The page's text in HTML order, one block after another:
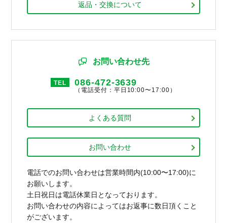
返品・交換について
お問い合わせ先
TEL 086-472-3639
（電話受付：平日10:00〜17:00）
よくある質問
お問い合わせ
電話でのお問い合わせは営業時間内(10:00〜17:00)に
お願いします。
土日祝日は電話休業日となっております。
お問い合わせの内容によってはお返事に数日頂くこと
がございます。